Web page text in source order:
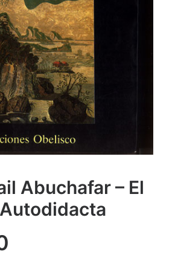
Abuchafar – El